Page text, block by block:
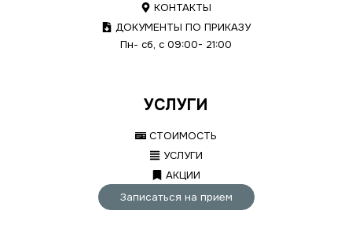
КОНТАКТЫ
ДОКУМЕНТЫ ПО ПРИКАЗУ
Пн- сб, с 09:00- 21:00
УСЛУГИ
СТОИМОСТЬ
УСЛУГИ
АКЦИИ
Записаться на прием